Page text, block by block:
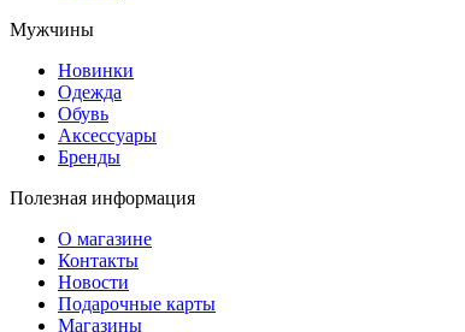
Мужчины
Новинки
Одежда
Обувь
Аксессуары
Бренды
Полезная информация
О магазине
Контакты
Новости
Подарочные карты
Магазины